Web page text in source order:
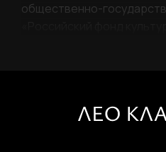
общественно-
Ваш email